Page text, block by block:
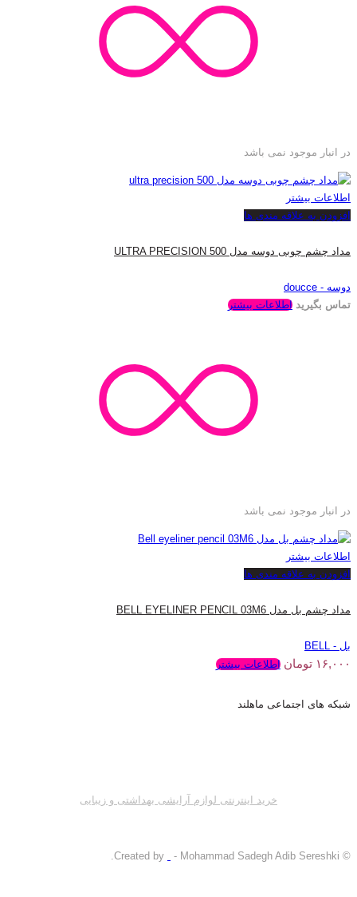
در انبار موجود نمی باشد
اطلاعات بیشتر
افزودن به علاقه مندی ها
مداد چشم چوبی دوسه مدل ULTRA PRECISION 500
دوسه - doucce
تماس بگیرید اطلاعات بیشتر
در انبار موجود نمی باشد
اطلاعات بیشتر
افزودن به علاقه مندی ها
مداد چشم بل مدل BELL EYELINER PENCIL 03M6
بل - BELL
۱۶,۰۰۰ تومان اطلاعات بیشتر
شبکه های اجتماعی ماهلند
خرید اینترنتی لوازم آرایشی بهداشتی و زیبایی
© Created by
- Mohammad Sadegh Adib Sereshki.